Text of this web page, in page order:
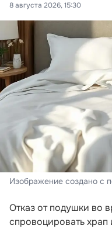
8 августа 2026, 15:30
Изображение создано с
Отказ от подушки во
спровоцировать